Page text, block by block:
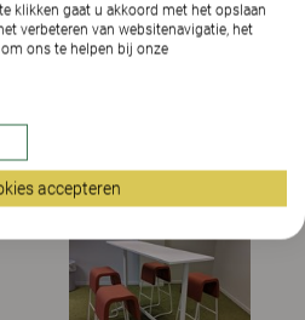
klikken gaat u akkoord met het opslaan
verbeteren van websitenavigatie, het
ons te helpen bij onze
accepteren